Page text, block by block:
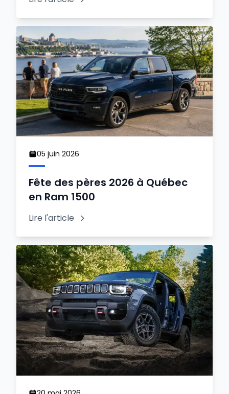
05 juin 2026
Fête des pères 2026 à Québec
en Ram 1500
Lire l'article